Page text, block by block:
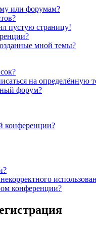
или форумам?
пустую страницу!
мной темы?
на определённую
форум?
конференции?
конференции?